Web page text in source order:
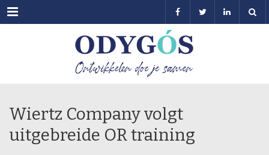
Menu
Wiertz Company volgt
uitgebreide OR training